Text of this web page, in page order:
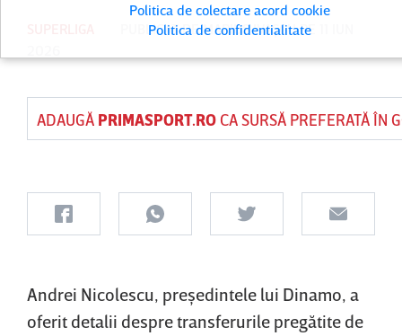
PUBLICAT DEMARIUS IVAŞCUPE 11 IUN
ADAUGĂ PRIMASPORT.ROCA SURSĂ PREFERATĂ ÎN
Andrei Nicolescu, preşedintele lui Dinamo, a
oferit detalii despre transferurile pregătite de
Politica de colectare acord cookie
Politica de confidentialitate